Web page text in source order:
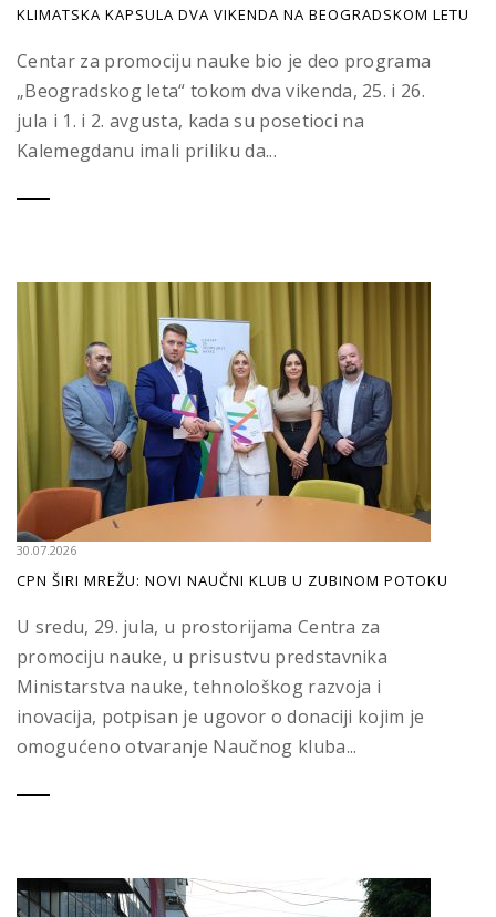
KLIMATSKA KAPSULA DVA VIKENDA NA BEOGRADSKOM LETU
Centar za promociju nauke bio je deo programa
„Beogradskog leta“ tokom dva vikenda, 25. i 26.
jula i 1. i 2. avgusta, kada su posetioci na
Kalemegdanu imali priliku da...
30.07.2026
CPN ŠIRI MREŽU: NOVI NAUČNI KLUB U ZUBINOM POTOKU
U sredu, 29. jula, u prostorijama Centra za
promociju nauke, u prisustvu predstavnika
Ministarstva nauke, tehnološkog razvoja i
inovacija, potpisan je ugovor o donaciji kojim je
omogućeno otvaranje Naučnog kluba...